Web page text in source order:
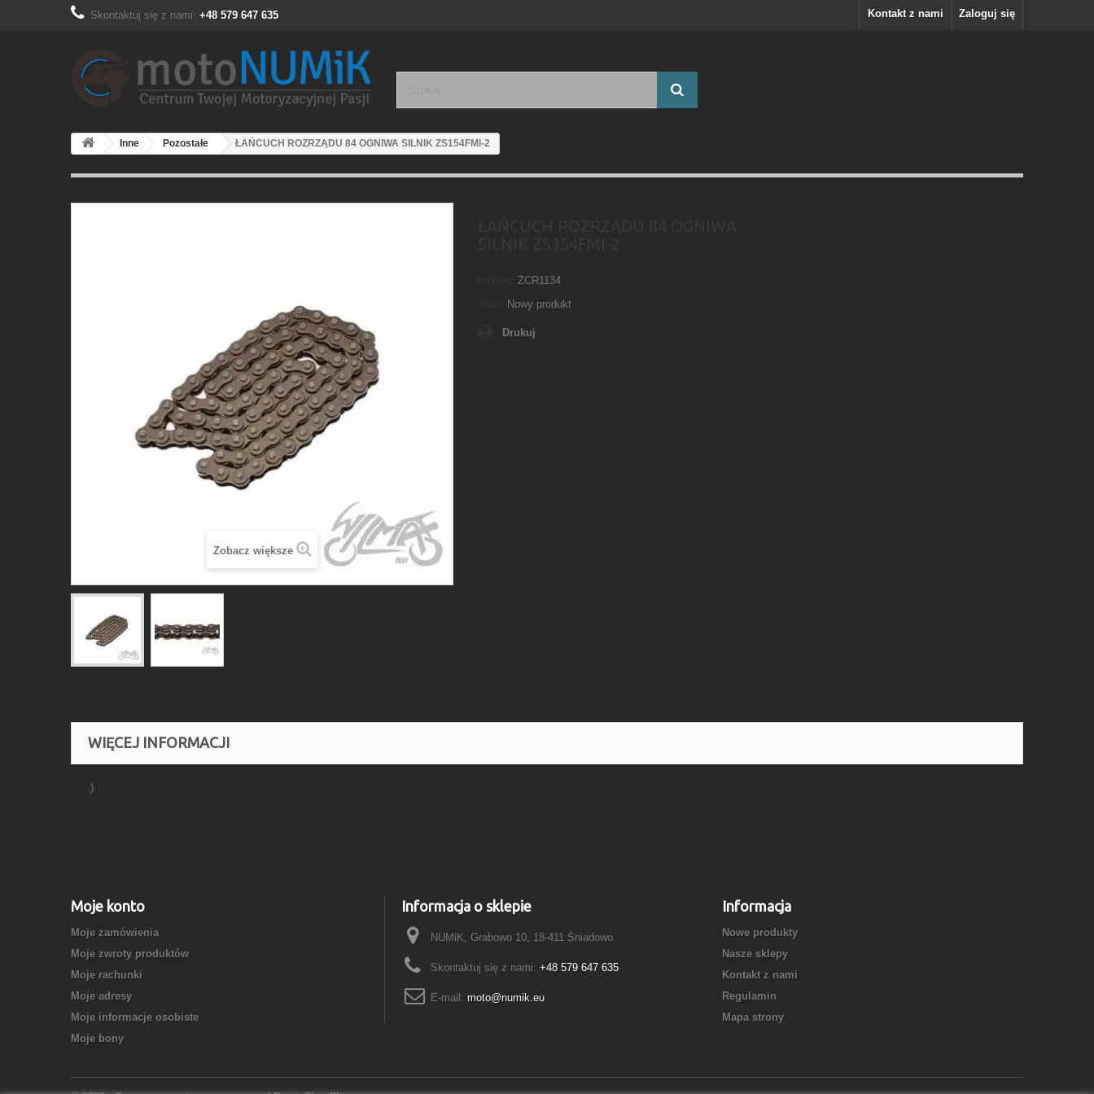
Zaloguj się
Kontakt z nami
Skontaktuj się z nami: +48 579 647 635
Inne Pozostałe ŁAŃCUCH ROZRZĄDU 84 OGNIWA SILNIK ZS154FMI-2
Zobacz większe
ZCR1134
Nowy produkt
Drukuj
WIĘCEJ INFORMACJI
.)
Moje konto
Moje zamówienia
Moje zwroty produktów
Moje rachunki
Moje adresy
Moje informacje osobiste
Moje bony
Informacja o sklepie
NUMiK, Grabowo 10, 18-411 Śniadowo
Skontaktuj się z nami: +48 579 647 635
E-mail: moto@numik.eu
Informacja
Nowe produkty
Nasze sklepy
Kontakt z nami
Regulamin
Mapa strony